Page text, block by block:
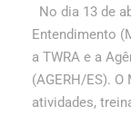
No dia 13 de
Entendimento
a TWRA e a
(AGERH/ES).
atividades,